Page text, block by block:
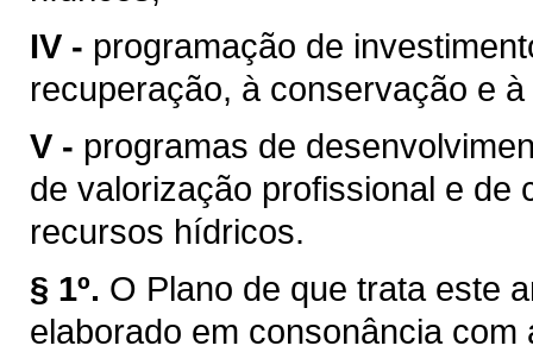
IV - programação de
recuperação, à conservação e
V - programas de
de valorização profissional e de
recursos hídricos.
§ 1º. O Plano de que trata este
elaborado em consonância